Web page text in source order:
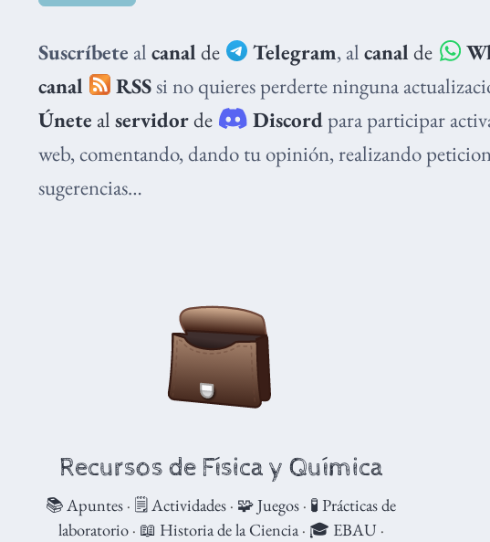
Suscríbete al canal de Telegram, alcanal de
canal
RSSsi no quieres perderte ninguna
Únete al servidorde Discordpara participar
web, comentando, dando tu opinión, realizando
sugerencias…
Recursos de Física y Química
📚 Apuntes · 🗒️ Actividades · 🧩 Juegos · 🧪 Prácticas de
laboratorio· 📖 Historia de la Ciencia· 🎓 EBAU·